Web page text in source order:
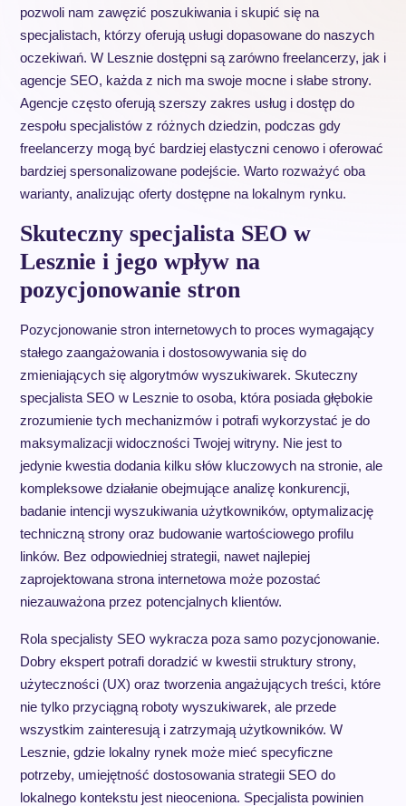
pozwoli nam zawęzić poszukiwania i skupić się na
specjalistach, którzy oferują usługi dopasowane do naszych
oczekiwań. W Lesznie dostępni są zarówno freelancerzy, jak i
agencje SEO, każda z nich ma swoje mocne i słabe strony.
Agencje często oferują szerszy zakres usług i dostęp do
zespołu specjalistów z różnych dziedzin, podczas gdy
freelancerzy mogą być bardziej elastyczni cenowo i oferować
bardziej spersonalizowane podejście. Warto rozważyć oba
warianty, analizując oferty dostępne na lokalnym rynku.
Skuteczny specjalista SEO w
Lesznie i jego wpływ na
pozycjonowanie stron
Pozycjonowanie stron internetowych to proces wymagający
stałego zaangażowania i dostosowywania się do
zmieniających się algorytmów wyszukiwarek. Skuteczny
specjalista SEO w Lesznie to osoba, która posiada głębokie
zrozumienie tych mechanizmów i potrafi wykorzystać je do
maksymalizacji widoczności Twojej witryny. Nie jest to
jedynie kwestia dodania kilku słów kluczowych na stronie, ale
kompleksowe działanie obejmujące analizę konkurencji,
badanie intencji wyszukiwania użytkowników, optymalizację
techniczną strony oraz budowanie wartościowego profilu
linków. Bez odpowiedniej strategii, nawet najlepiej
zaprojektowana strona internetowa może pozostać
niezauważona przez potencjalnych klientów.
Rola specjalisty SEO wykracza poza samo pozycjonowanie.
Dobry ekspert potrafi doradzić w kwestii struktury strony,
użyteczności (UX) oraz tworzenia angażujących treści, które
nie tylko przyciągną roboty wyszukiwarek, ale przede
wszystkim zainteresują i zatrzymają użytkowników. W
Lesznie, gdzie lokalny rynek może mieć specyficzne
potrzeby, umiejętność dostosowania strategii SEO do
lokalnego kontekstu jest nieoceniona. Specjalista powinien